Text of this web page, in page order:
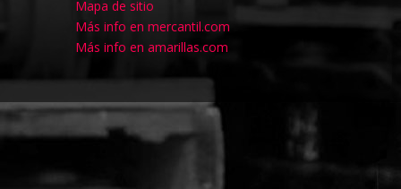
Mapa de sitio
Más info en mercantil.com
Más info en amarillas.com